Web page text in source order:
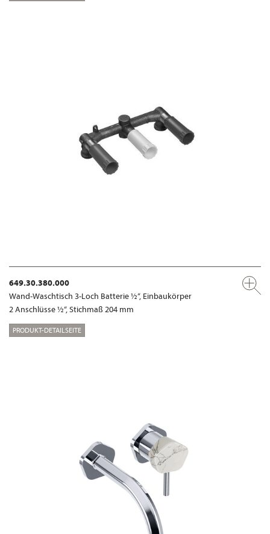
649.30.380.000
Wand-Waschtisch 3-Loch Batterie ½“, Einbaukörper
2 Anschlüsse ½“, Stichmaß 204 mm
PRODUKT-DETAILSEITE